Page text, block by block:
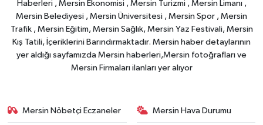
Haberleri , Mersin Ekonomisi , Mersin Turizmi , Mersin Limanı ,
Mersin Belediyesi , Mersin Üniversitesi , Mersin Spor , Mersin
Trafik , Mersin Eğitim, Mersin Sağlık, Mersin Yaz Festivali, Mersin
Kış Tatili, İçeriklerini Barındırmaktadır. Mersin haber detaylarının
yer aldığı sayfamızda Mersin haberleri,Mersin fotoğrafları ve
Mersin Firmaları ilanları yer alıyor
Mersin Nöbetçi Eczaneler Mersin Hava Durumu